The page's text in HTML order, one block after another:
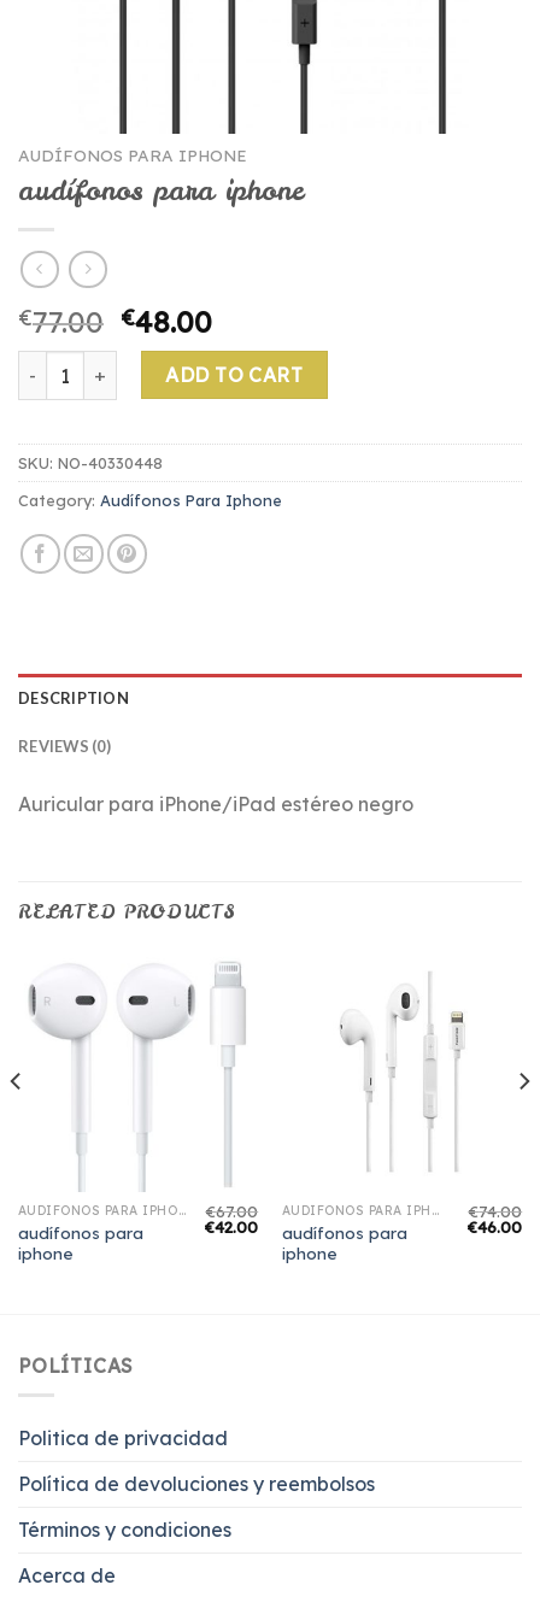
AUDÍFONOS PARA IPHONE
audífonos para iphone
€77.00 €48.00
audífonos para iphone quantity
ADD TO CART
SKU: NO-40330448
Category: Audífonos Para Iphone
DESCRIPTION
REVIEWS (0)
Auricular para iPhone/iPad estéreo negro
RELATED PRODUCTS
AUDÍFONOS PARA IPHONE
audífonos para
iphone
€67.00
€42.00
AUDÍFONOS PARA IPHONE
audífonos para
iphone
€74.00
€46.00
POLÍTICAS
Politica de privacidad
Política de devoluciones y reembolsos
Términos y condiciones
Acerca de